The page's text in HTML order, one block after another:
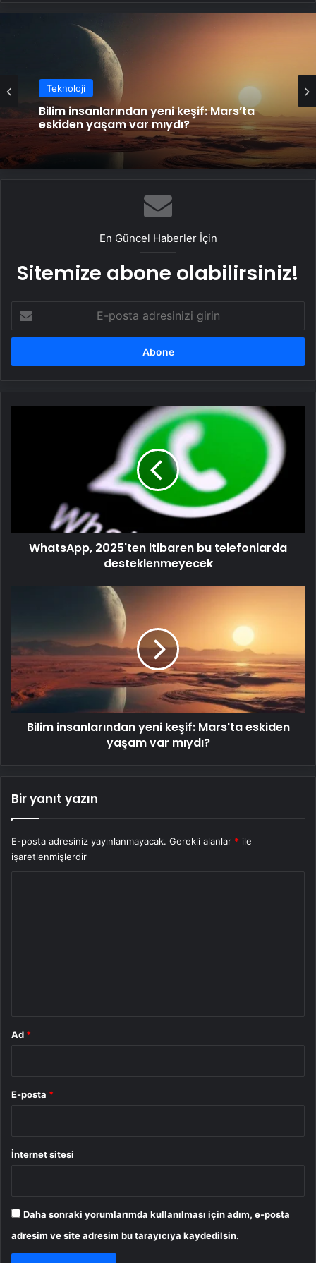
Teknoloji
Bilim insanlarından yeni keşif: Mars’ta
eskiden yaşam var mıydı?
En Güncel Haberler İçin
Sitemize abone olabilirsiniz!
posta
adresinizi
desteklenmeyecek
WhatsApp, 2025'ten itibaren bu telefonlarda
desteklenmeyecek
Mars'ta
eskiden
yaşam
var
mıydı?
Bilim insanlarından yeni keşif: Mars'ta eskiden
yaşam var mıydı?
Bir yanıt yazın
E-posta adresiniz yayınlanmayacak. Gerekli alanlar * ile
işaretlenmişlerdir
Ad *
E-posta *
İnternet sitesi
Daha sonraki yorumlarımda kullanılması için adım, e-posta
adresim ve site adresim bu tarayıcıya kaydedilsin.